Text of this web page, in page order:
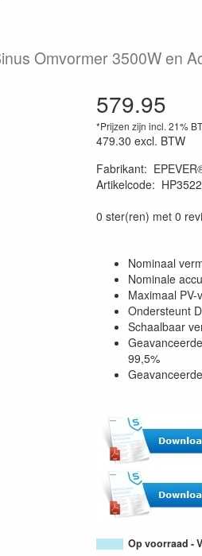
Omvormer 3500W en
579.95
*Prijzen zijn incl. 21%
479.30 excl. BTW
Fabrikant:
Artikelcode:
0 ster(ren) met 0
Nominaal
Nominale
Maximaal
Ondersteunt
Schaalbaar
99,5%
Op voorraad -